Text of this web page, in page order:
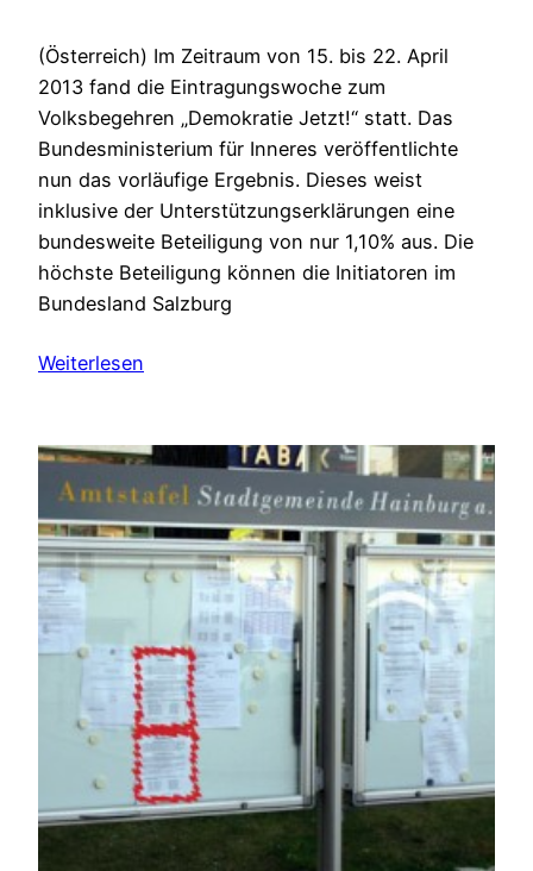
(Österreich) Im Zeitraum von 15. bis 22. April
2013 fand die Eintragungswoche zum
Volksbegehren „Demokratie Jetzt!“ statt. Das
Bundesministerium für Inneres veröffentlichte
nun das vorläufige Ergebnis. Dieses weist
inklusive der Unterstützungserklärungen eine
bundesweite Beteiligung von nur 1,10% aus. Die
höchste Beteiligung können die Initiatoren im
Bundesland Salzburg
Weiterlesen